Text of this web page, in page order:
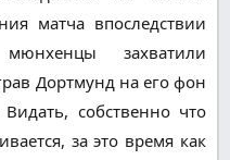
матча впоследствии
захватили
Дортмунд на его фон
собственно что
за это время как